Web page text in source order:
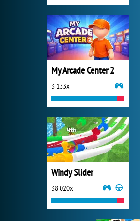
My Arcade Center 2
3 133x
Windy Slider
38 020x